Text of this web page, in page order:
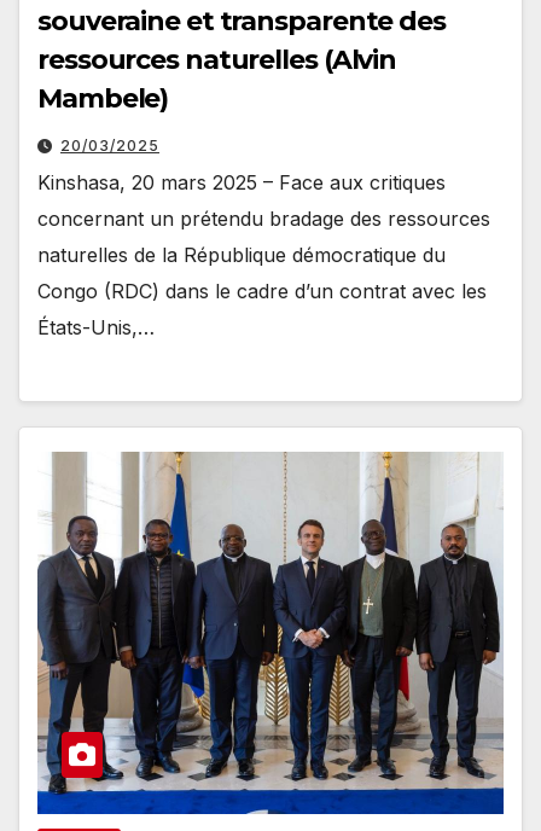
souveraine et transparente des
ressources naturelles (Alvin
Mambele)
20/03/2025
Kinshasa, 20 mars 2025 – Face aux critiques
concernant un prétendu bradage des ressources
naturelles de la République démocratique du
Congo (RDC) dans le cadre d’un contrat avec les
États-Unis,…